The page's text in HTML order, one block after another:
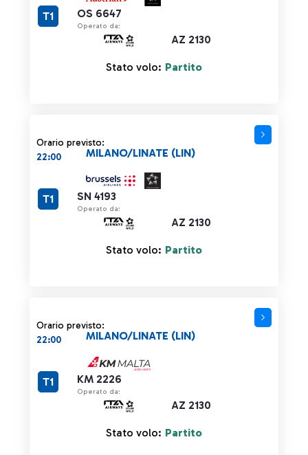
OS 6647
Operato da:
AZ 2130
T1
Stato volo: Partito
Orario previsto:
22:00
SN 4193
Operato da:
AZ 2130
MILANO/LINATE (LIN)
T1
Stato volo: Partito
Orario previsto:
22:00
KM 2226
Operato da:
AZ 2130
MILANO/LINATE (LIN)
T1
Stato volo: Partito